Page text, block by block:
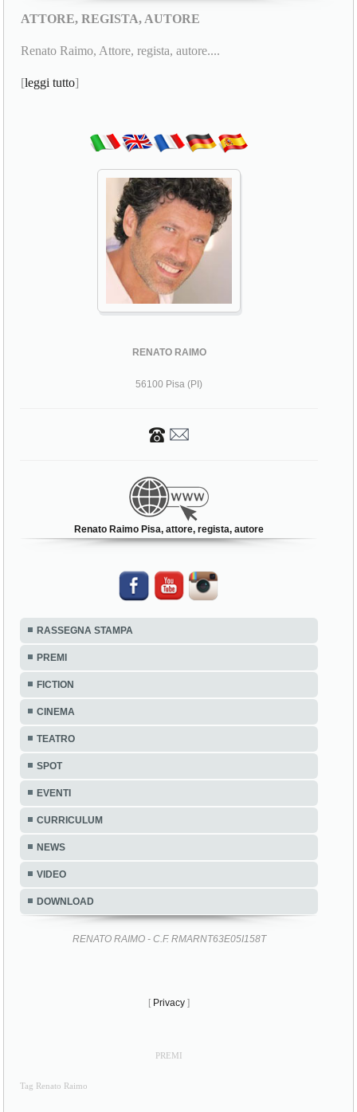
ATTORE, REGISTA, AUTORE
Renato Raimo, Attore, regista, autore....
[leggi tutto]
RENATO RAIMO
56100 Pisa (PI)
Renato Raimo Pisa, attore, regista, autore
RASSEGNA STAMPA
PREMI
FICTION
CINEMA
TEATRO
SPOT
EVENTI
CURRICULUM
NEWS
VIDEO
DOWNLOAD
RENATO RAIMO - C.F. RMARNT63E05I158T
[ Privacy ]
PREMI
Tag Renato Raimo